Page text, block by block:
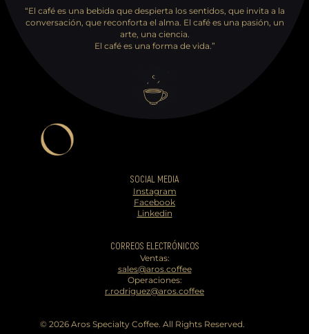
“El café es una bebida que despierta los sentidos, que invita a la
conversación, que reconforta el ​alma. El café es una pasión, un
arte, una ciencia.
El café es una forma de vida.”
SOCIAL MEDIA
Instagram
Facebook
Linkedin
CORREOS ELECTRÓNICOS
Ventas:
sales@aros.coffee
Operaciones:
r.rodriguez@aros.coffee
© 2026 Aros Specialty Coffee. All Rights Reserved.